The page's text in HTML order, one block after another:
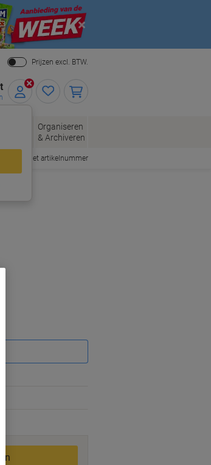
Close
Prijzen excl. BTW.
Organiseren
& Archiveren
met artikelnummer